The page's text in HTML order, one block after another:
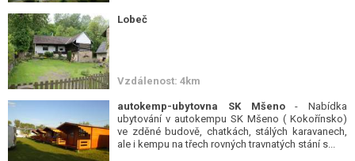
Lobeč
Vzdálenost: 4km
autokemp-ubytovna SK Mšeno- Nabídka
ubytování v autokempu SK Mšeno ( Kokořínsko)
ve zděné budově, chatkách, stálých karavanech,
ale i kempu na třech rovných travnatých stání s...